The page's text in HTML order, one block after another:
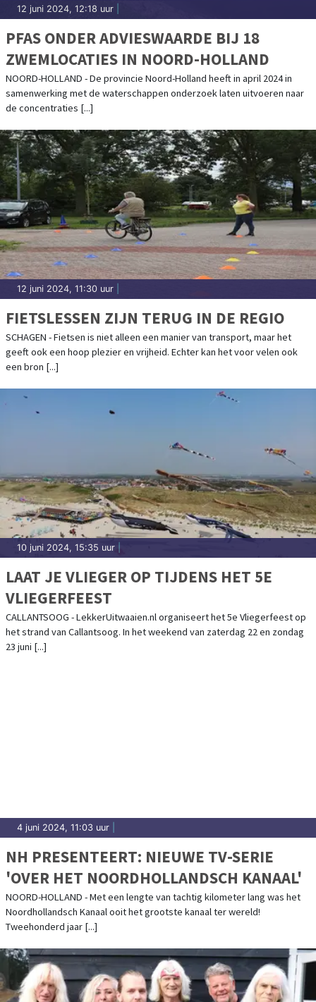
12 juni 2024, 12:18 uur
PFAS ONDER ADVIESWAARDE BIJ 18
ZWEMLOCATIES IN NOORD-HOLLAND
NOORD-HOLLAND - De provincie Noord-Holland heeft in april 2024 in
samenwerking met de waterschappen onderzoek laten uitvoeren naar
de concentraties [...]
12 juni 2024, 11:30 uur
FIETSLESSEN ZIJN TERUG IN DE REGIO
SCHAGEN - Fietsen is niet alleen een manier van transport, maar het
geeft ook een hoop plezier en vrijheid. Echter kan het voor velen ook
een bron [...]
10 juni 2024, 15:35 uur
LAAT JE VLIEGER OP TIJDENS HET 5E
VLIEGERFEEST
CALLANTSOOG - LekkerUitwaaien.nl organiseert het 5e Vliegerfeest op
het strand van Callantsoog. In het weekend van zaterdag 22 en zondag
23 juni [...]
4 juni 2024, 11:03 uur
NH PRESENTEERT: NIEUWE TV-SERIE
'OVER HET NOORDHOLLANDSCH KANAAL'
NOORD-HOLLAND - Met een lengte van tachtig kilometer lang was het
Noordhollandsch Kanaal ooit het grootste kanaal ter wereld!
Tweehonderd jaar [...]